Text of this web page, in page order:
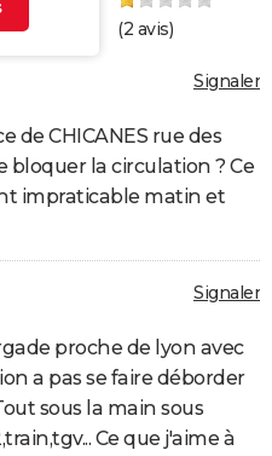
(2 avis)
Signaler
de CHICANES rue des
la circulation ? Ce
impraticable matin et
Signaler
proche de lyon avec
a pas se faire déborder
sous la main sous
Ce que j'aime à